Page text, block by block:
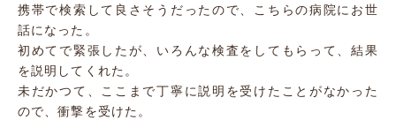
携帯で検索して良さそうだったので、こちらの病院にお世
話になった。
初めてで緊張したが、いろんな検査をしてもらって、結果
を説明してくれた。
未だかつて、ここまで丁寧に説明を受けたことがなかった
ので、衝撃を受けた。